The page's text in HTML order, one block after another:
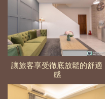
讓旅客享受徹底放鬆的舒適
感